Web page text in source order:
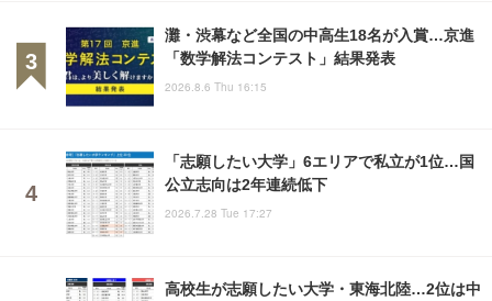
灘・渋幕など全国の中高生18名が入賞…京進
「数学解法コンテスト」結果発表
2026.8.6 Thu 16:15
「志願したい大学」6エリアで私立が1位…国
公立志向は2年連続低下
2026.7.28 Tue 17:27
高校生が志願したい大学・東海北陸…2位は中